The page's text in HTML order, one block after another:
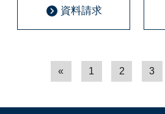
資料請求
« 1 2 3